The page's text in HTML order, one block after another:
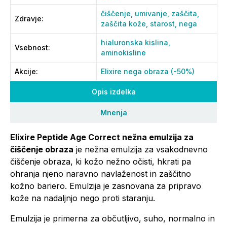
Opis izdelka
Mnenja
Elixire Peptide Age Correct nežna emulzija za
čiščenje obraza je nežna emulzija za vsakodnevno
čiščenje obraza, ki kožo nežno očisti, hkrati pa
ohranja njeno naravno navlaženost in zaščitno
kožno bariero. Emulzija je zasnovana za pripravo
kože na nadaljnjo nego proti staranju.
Emulzija je primerna za občutljivo, suho, normalno in
Zdravje:
čiščenje, umivanje, zaščita,
zaščita kože, starost, nega
Vsebnost:
hialuronska kislina,
aminokisline
Akcije: Elixire nega obraza (-50%)